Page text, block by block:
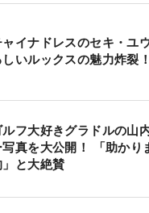
ャイナドレスのセキ・ユ
しいルックスの魅力炸裂！
ルフ大好きグラドルの
写真を大公開！ 「助かり
」と大絶賛